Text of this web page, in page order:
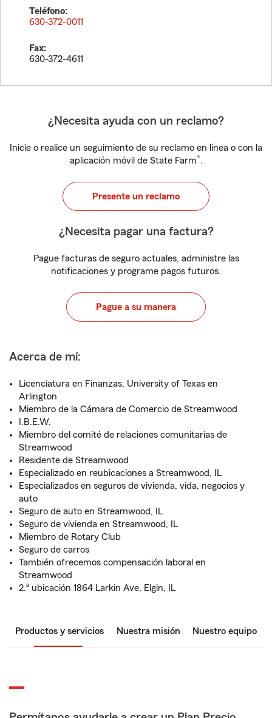
Teléfono:
630-372-0011
Fax:
630-372-4611
¿Necesita ayuda con un reclamo?
Inicie o realice un seguimiento de su reclamo en línea o con la
aplicación móvil de State Farm®.
Presente un reclamo
¿Necesita pagar una factura?
Pague facturas de seguro actuales, administre las
notificaciones y programe pagos futuros.
Pague a su manera
Acerca de mí:
Licenciatura en Finanzas, University of Texas en
Arlington
Miembro de la Cámara de Comercio de Streamwood
I.B.E.W.
Miembro del comité de relaciones comunitarias de
Streamwood
Residente de Streamwood
Especializado en reubicaciones a Streamwood, IL
Especializados en seguros de vivienda, vida, negocios y
auto
Seguro de auto en Streamwood, IL
Seguro de vivienda en Streamwood, IL
Miembro de Rotary Club
Seguro de carros
También ofrecemos compensación laboral en
Streamwood
2.ª ubicación 1864 Larkin Ave, Elgin, IL
Productos y servicios Nuestra misión Nuestro equipo